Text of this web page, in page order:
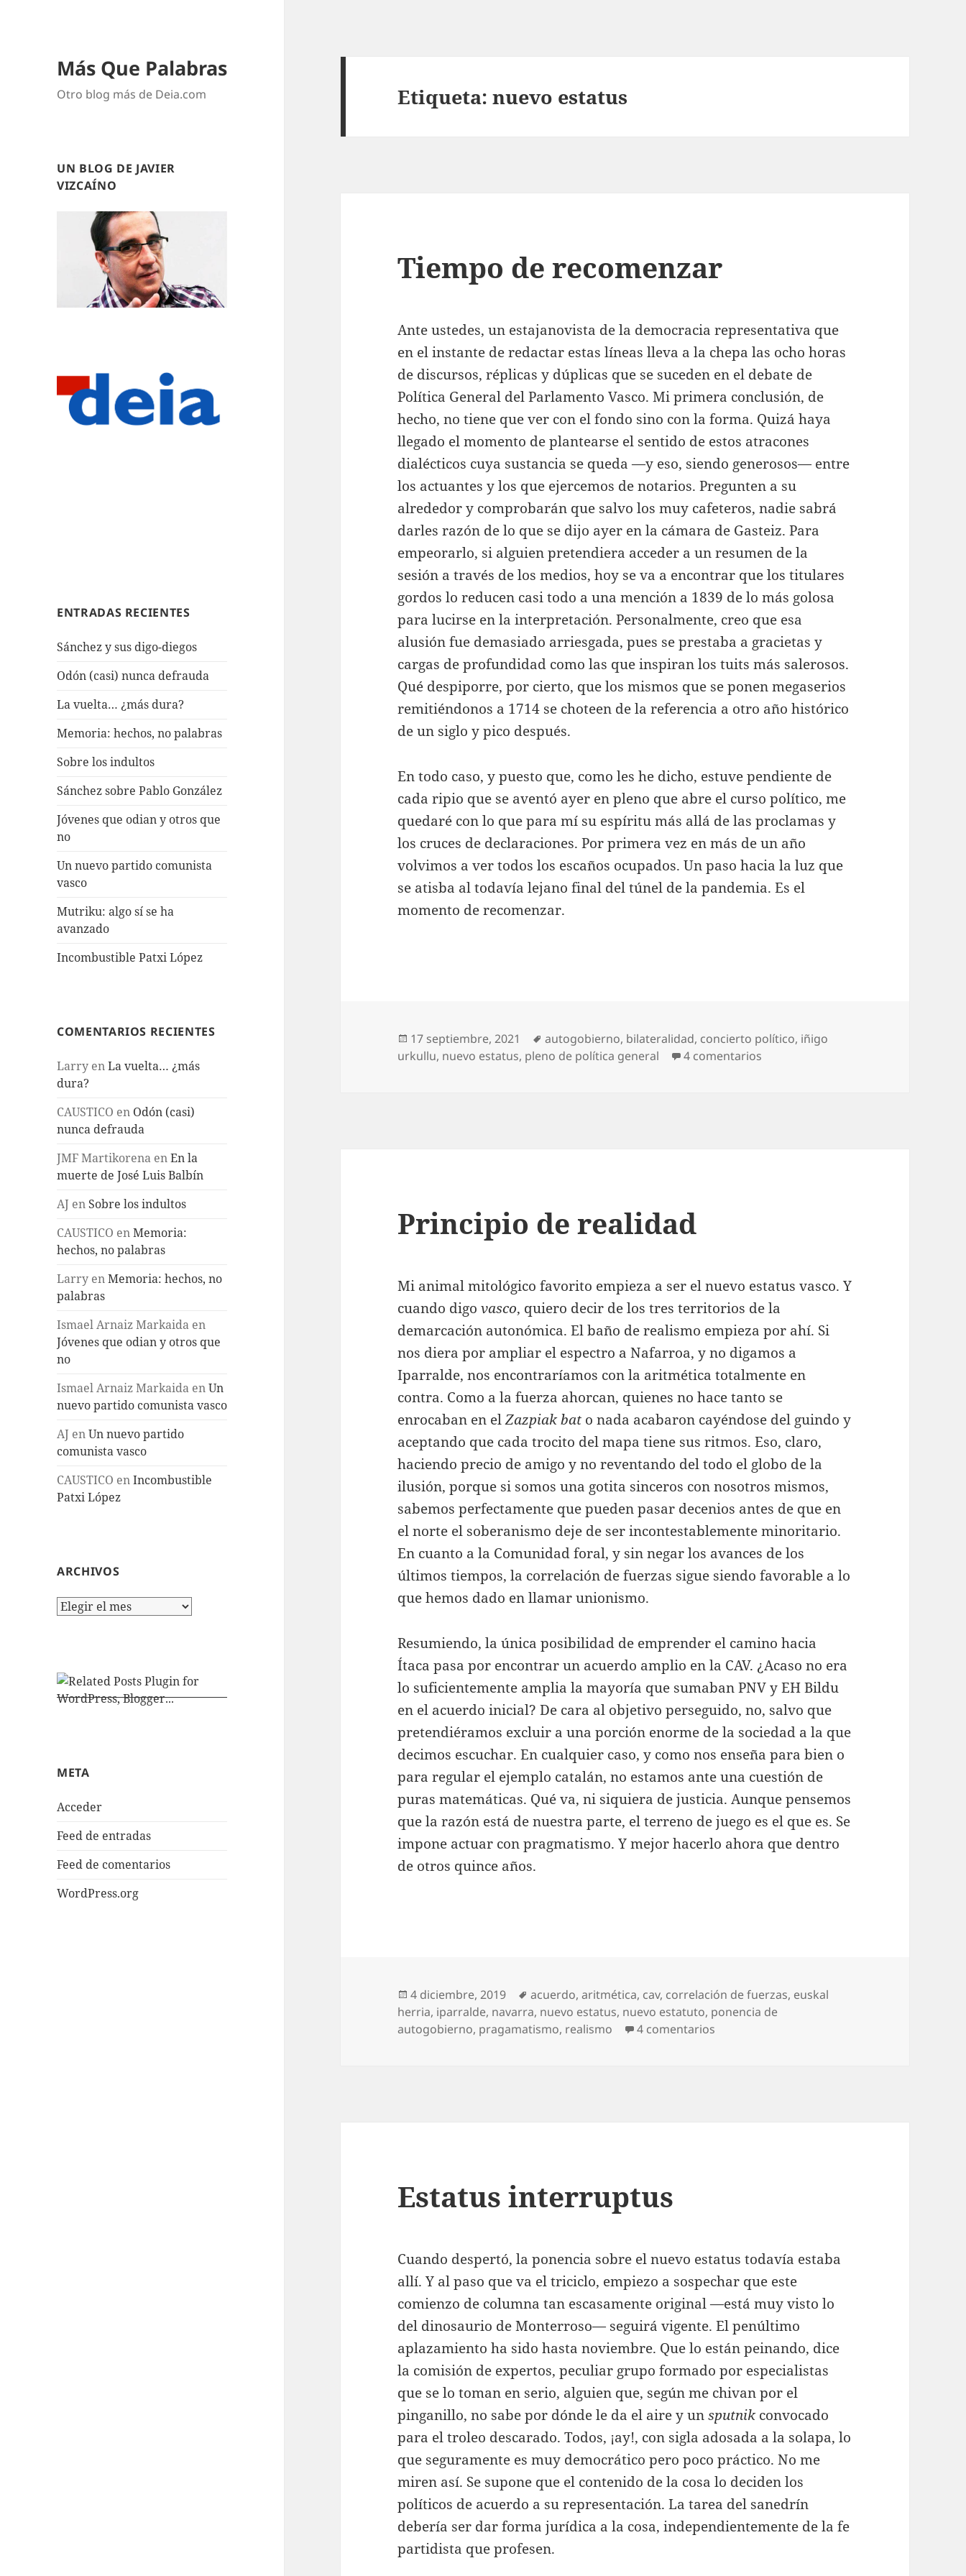
Más Que Palabras
Otro blog más de Deia.com
UN BLOG DE JAVIER
VIZCAÍNO
ENTRADAS RECIENTES
Sánchez y sus digo-diegos
Odón (casi) nunca defrauda
La vuelta… ¿más dura?
Memoria: hechos, no palabras
Sobre los indultos
Sánchez sobre Pablo González
Jóvenes que odian y otros que
no
Un nuevo partido comunista
vasco
Mutriku: algo sí se ha
avanzado
Incombustible Patxi López
COMENTARIOS RECIENTES
Larry enLa vuelta… ¿más
dura?
CAUSTICO en Odón (casi)
nunca defrauda
JMF Martikorena enEn la
muerte de José Luis Balbín
AJ en Sobre los indultos
CAUSTICO enMemoria:
hechos, no palabras
Larry enMemoria: hechos, no
palabras
Ismael Arnaiz Markaida en
Jóvenes que odian y otros que
no
Ismael Arnaiz Markaida enUn
nuevo partido comunista vasco
AJ enUn nuevo partido
comunista vasco
CAUSTICO enIncombustible
Patxi López
ARCHIVOS
Archivos
META
Acceder
Feed de entradas
Feed de comentarios
WordPress.org
Etiqueta:nuevo estatus
Tiempo de recomenzar
Ante ustedes, un estajanovista de la democracia representativa que
en el instante de redactar estas líneas lleva a la chepa las ocho horas
de discursos, réplicas y dúplicas que se suceden en el debate de
Política General del Parlamento Vasco. Mi primera conclusión, de
hecho, no tiene que ver con el fondo sino con la forma. Quizá haya
llegado el momento de plantearse el sentido de estos atracones
dialécticos cuya sustancia se queda —y eso, siendo generosos— entre
los actuantes y los que ejercemos de notarios. Pregunten a su
alrededor y comprobarán que salvo los muy cafeteros, nadie sabrá
darles razón de lo que se dijo ayer en la cámara de Gasteiz. Para
empeorarlo, si alguien pretendiera acceder a un resumen de la
sesión a través de los medios, hoy se va a encontrar que los titulares
gordos lo reducen casi todo a una mención a 1839 de lo más golosa
para lucirse en la interpretación. Personalmente, creo que esa
alusión fue demasiado arriesgada, pues se prestaba a gracietas y
cargas de profundidad como las que inspiran los tuits más salerosos.
Qué despiporre, por cierto, que los mismos que se ponen megaserios
remitiéndonos a 1714 se choteen de la referencia a otro año histórico
de un siglo y pico después.
En todo caso, y puesto que, como les he dicho, estuve pendiente de
cada ripio que se aventó ayer en pleno que abre el curso político, me
quedaré con lo que para mí su espíritu más allá de las proclamas y
los cruces de declaraciones. Por primera vez en más de un año
volvimos a ver todos los escaños ocupados. Un paso hacia la luz que
se atisba al todavía lejano final del túnel de la pandemia. Es el
momento de recomenzar.
Publicado
el
17 septiembre, 2021 Etiquetas
autogobierno, bilateralidad, concierto político, iñigo
urkullu, nuevo estatus, pleno de política general 4 comentarios
Principio de realidad
Mi animal mitológico favorito empieza a ser el nuevo estatus vasco. Y
cuando digovasco, quiero decir de los tres territorios de la
demarcación autonómica. El baño de realismo empieza por ahí. Si
nos diera por ampliar el espectro a Nafarroa, y no digamos a
Iparralde, nos encontraríamos con la aritmética totalmente en
contra. Como a la fuerza ahorcan, quienes no hace tanto se
enrocaban en elZazpiak bat o nada acabaron cayéndose del guindo y
aceptando que cada trocito del mapa tiene sus ritmos. Eso, claro,
haciendo precio de amigo y no reventando del todo el globo de la
ilusión, porque si somos una gotita sinceros con nosotros mismos,
sabemos perfectamente que pueden pasar decenios antes de que en
el norte el soberanismo deje de ser incontestablemente minoritario.
En cuanto a la Comunidad foral, y sin negar los avances de los
últimos tiempos, la correlación de fuerzas sigue siendo favorable a lo
que hemos dado en llamar unionismo.
Resumiendo, la única posibilidad de emprender el camino hacia
Ítaca pasa por encontrar un acuerdo amplio en la CAV. ¿Acaso no era
lo suficientemente amplia la mayoría que sumaban PNV y EH Bildu
en el acuerdo inicial? De cara al objetivo perseguido, no, salvo que
pretendiéramos excluir a una porción enorme de la sociedad a la que
decimos escuchar. En cualquier caso, y como nos enseña para bien o
para regular el ejemplo catalán, no estamos ante una cuestión de
puras matemáticas. Qué va, ni siquiera de justicia. Aunque pensemos
que la razón está de nuestra parte, el terreno de juego es el que es. Se
impone actuar con pragmatismo. Y mejor hacerlo ahora que dentro
de otros quince años.
Publicado
el
4 diciembre, 2019 Etiquetas
acuerdo,aritmética, cav, correlación de fuerzas, euskal
herria, iparralde, navarra, nuevo estatus, nuevo estatuto, ponencia de
autogobierno, pragamatismo, realismo 4 comentarios
Estatus interruptus
Cuando despertó, la ponencia sobre el nuevo estatus todavía estaba
allí. Y al paso que va el triciclo, empiezo a sospechar que este
comienzo de columna tan escasamente original —está muy visto lo
del dinosaurio de Monterroso— seguirá vigente. El penúltimo
aplazamiento ha sido hasta noviembre. Que lo están peinando, dice
la comisión de expertos, peculiar grupo formado por especialistas
que se lo toman en serio, alguien que, según me chivan por el
pinganillo, no sabe por dónde le da el aire y unsputnikconvocado
para el troleo descarado. Todos, ¡ay!, con sigla adosada a la solapa, lo
que seguramente es muy democrático pero poco práctico. No me
miren así. Se supone que el contenido de la cosa lo deciden los
políticos de acuerdo a su representación. La tarea del sanedrín
debería ser dar forma jurídica a la cosa, independientemente de la fe
partidista que profesen.